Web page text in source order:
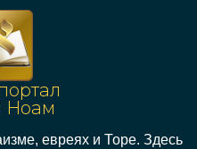
Ноам
евреях и Торе. Здесь